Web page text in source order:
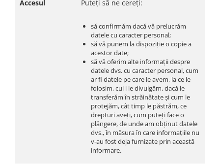
Accesul Puteți să ne cereți:
să confirmăm dacă vă prelucrăm
datele cu caracter personal;
să vă punem la dispoziție o copie a
acestor date;
să vă oferim alte informații despre
datele dvs. cu caracter personal, cum
ar fi datele pe care le avem, la ce le
folosim, cui i le divulgăm, dacă le
transferăm în străinătate și cum le
protejăm, cât timp le păstrăm, ce
drepturi aveți, cum puteți face o
plângere, de unde am obținut datele
dvs., în măsura în care informațiile nu
v-au fost deja furnizate prin această
informare.